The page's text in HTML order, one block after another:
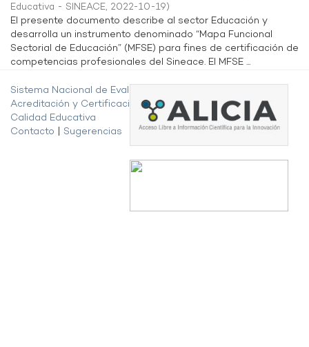
Educativa - SINEACE, 2022-10-19)
El presente documento describe al sector Educación y
desarrolla un instrumento denominado “Mapa Funcional
Sectorial de Educación” (MFSE) para fines de certificación de
competencias profesionales del Sineace. El MFSE ...
Sistema Nacional de Evaluación,
Acreditación y Certificación de la
Calidad Educativa
Contacto
Sugerencias